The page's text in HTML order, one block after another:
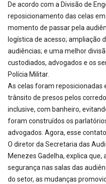
De acordo com a Divisão de
reposicionamento das celas
momento de passar pela
logística de acesso; ampliação
audiências; e uma melhor
custodiados, advogados e os
Polícia Militar.
As celas foram
trânsito de presos pelos
inclusive, com banheiro,
foram construídos os
advogados. Agora, esse
O diretor da Secretaria das
Menezes Gadelha, explica
segurança nas salas das
do setor, as mudanças